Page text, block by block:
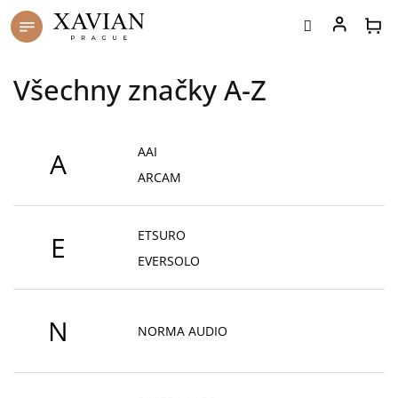
Přejít
na
Všechny značky A-Z
A
AAI
ARCAM
E
ETSURO
EVERSOLO
N NORMA AUDIO